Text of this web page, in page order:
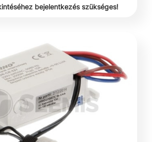
bejelentkezés szükséges!